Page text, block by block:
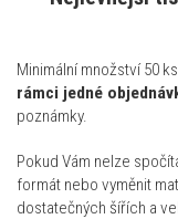
Minimální množství 50
rámci jedné
poznámky.
Pokud Vám nelze
formát nebo vyměnit
dostatečných šířích a